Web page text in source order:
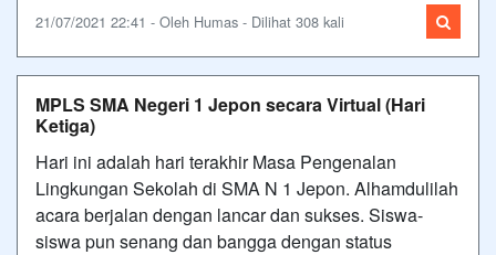
21/07/2021 22:41 - Oleh Humas - Dilihat 308 kali
MPLS SMA Negeri 1 Jepon secara Virtual (Hari
Ketiga)
Hari ini adalah hari terakhir Masa Pengenalan
Lingkungan Sekolah di SMA N 1 Jepon. Alhamdulilah
acara berjalan dengan lancar dan sukses. Siswa-
siswa pun senang dan bangga dengan status